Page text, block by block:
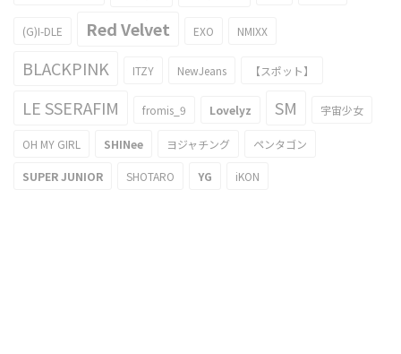
(G)I-DLE Red Velvet EXO NMIXX
BLACKPINK ITZY NewJeans 【スポット】
LE SSERAFIM fromis_9 Lovelyz SM 宇宙少女
OH MY GIRL SHINee ヨジャチング ペンタゴン
SUPER JUNIOR SHOTARO YG iKON